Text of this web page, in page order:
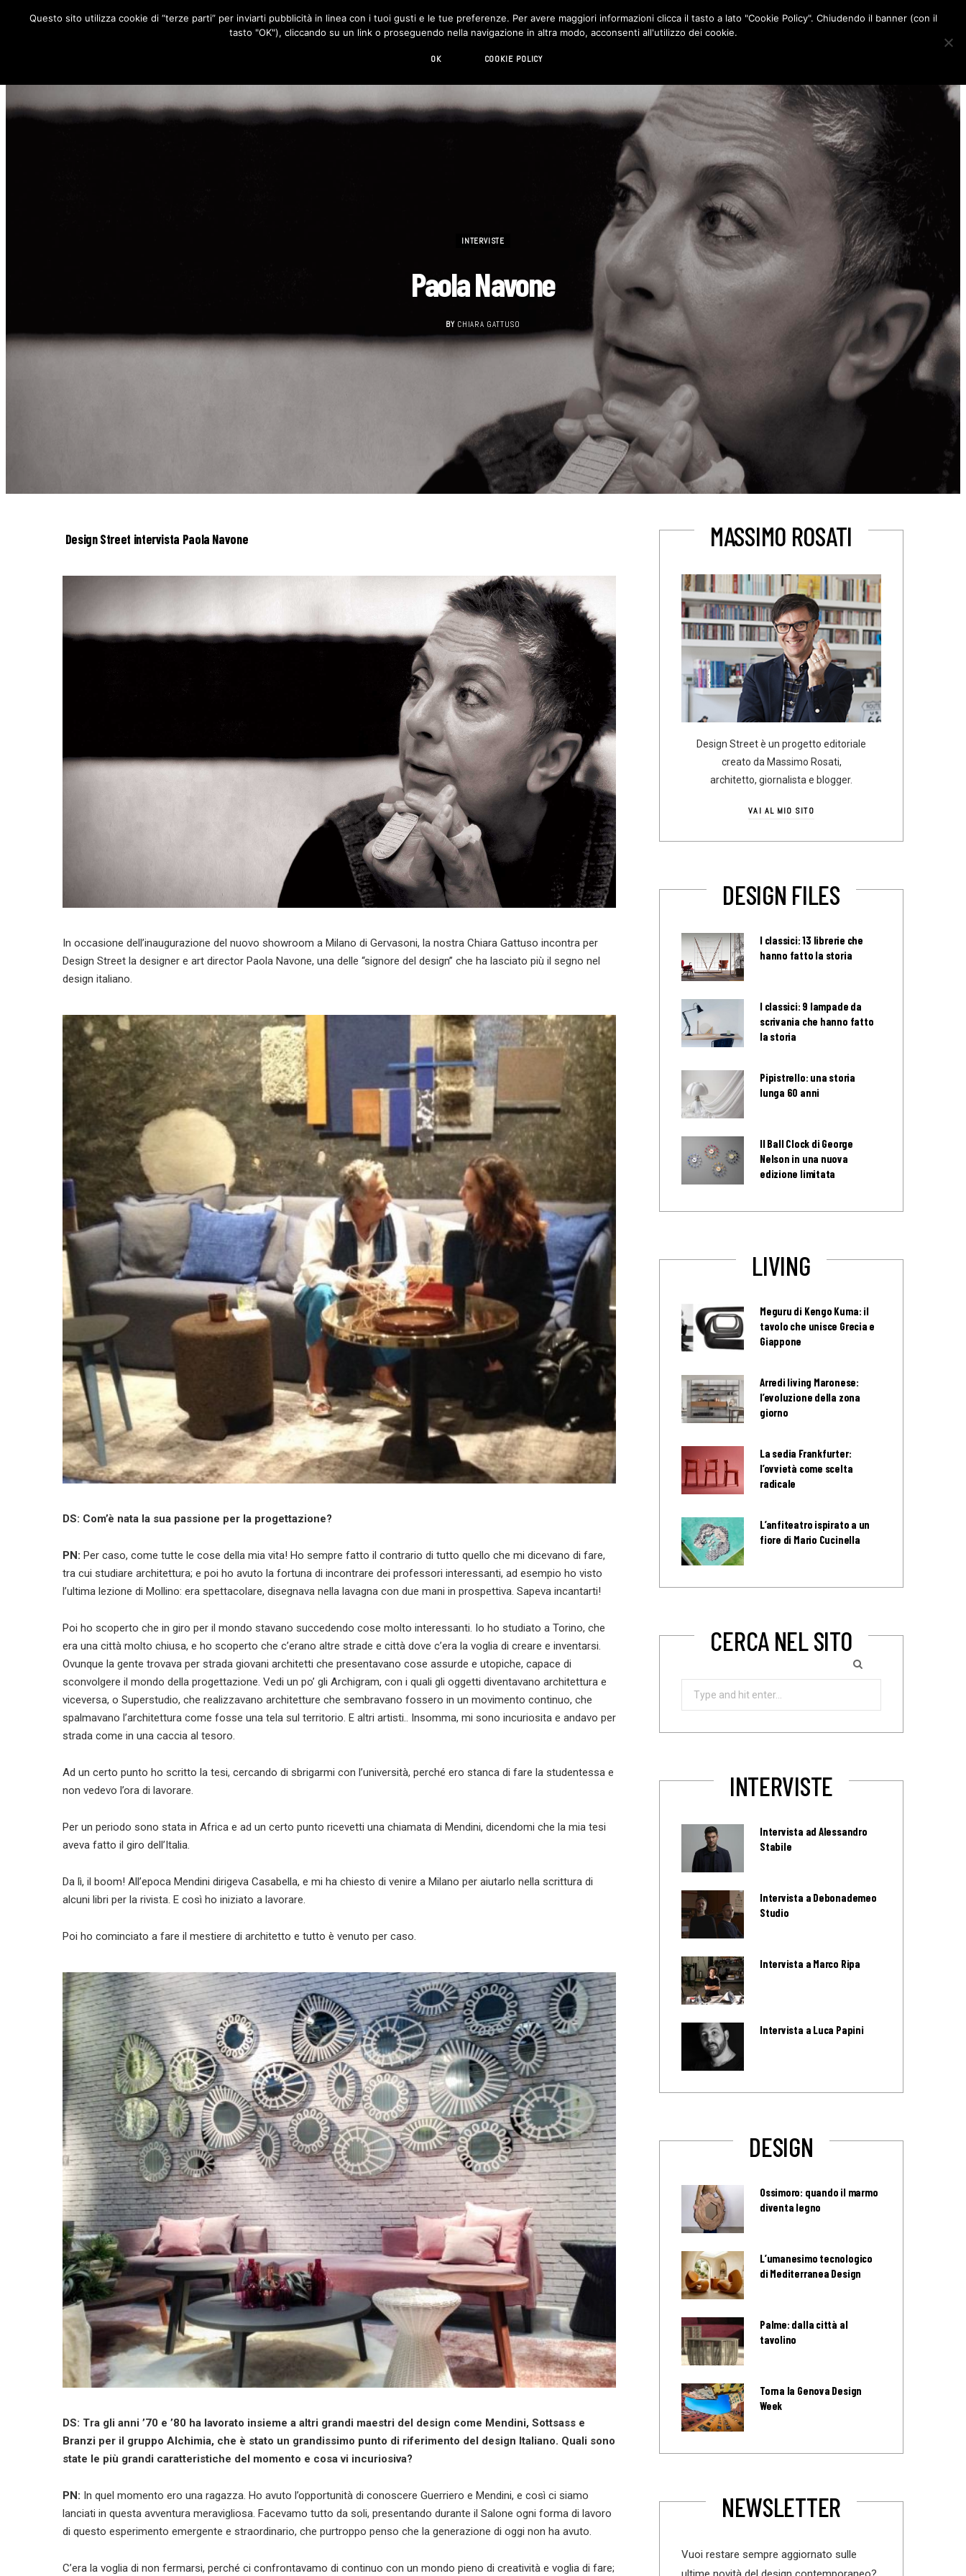
RUBRICHE DESIGN LIVING HI-TECH CHI SIAMO CONTATTI
o
k
g
r
a
m
INTERVISTE
Paola Navone
BY CHIARA GATTUSO
Design Street intervista Paola Navone
In occasione dell’inaugurazione del nuovo showroom a Milano di Gervasoni, la nostra Chiara Gattuso incontra per
Design Street la designer e art director Paola Navone, una delle “signore del design” che ha lasciato più il segno nel
design italiano.
DS: Com’è nata la sua passione per la progettazione?
PN: Per caso, come tutte le cose della mia vita! Ho sempre fatto il contrario di tutto quello che mi dicevano di fare,
tra cui studiare architettura; e poi ho avuto la fortuna di incontrare dei professori interessanti, ad esempio ho visto
l’ultima lezione di Mollino: era spettacolare, disegnava nella lavagna con due mani in prospettiva. Sapeva incantarti!
Poi ho scoperto che in giro per il mondo stavano succedendo cose molto interessanti. Io ho studiato a Torino, che
era una città molto chiusa, e ho scoperto che c’erano altre strade e città dove c’era la voglia di creare e inventarsi.
Ovunque la gente trovava per strada giovani architetti che presentavano cose assurde e utopiche, capace di
sconvolgere il mondo della progettazione. Vedi un po’ gli Archigram, con i quali gli oggetti diventavano architettura e
viceversa, o Superstudio, che realizzavano architetture che sembravano fossero in un movimento continuo, che
spalmavano l’architettura come fosse una tela sul territorio. E altri artisti.. Insomma, mi sono incuriosita e andavo per
strada come in una caccia al tesoro.
Ad un certo punto ho scritto la tesi, cercando di sbrigarmi con l’università, perché ero stanca di fare la studentessa e
non vedevo l’ora di lavorare.
Per un periodo sono stata in Africa e ad un certo punto ricevetti una chiamata di Mendini, dicendomi che la mia tesi
aveva fatto il giro dell’Italia.
Da lì, il boom! All’epoca Mendini dirigeva Casabella, e mi ha chiesto di venire a Milano per aiutarlo nella scrittura di
alcuni libri per la rivista. E così ho iniziato a lavorare.
Poi ho cominciato a fare il mestiere di architetto e tutto è venuto per caso.
DS: Tra gli anni ’70 e ’80 ha lavorato insieme a altri grandi maestri del design come Mendini, Sottsass e
Branzi per il gruppo Alchimia, che è stato un grandissimo punto di riferimento del design Italiano. Quali sono
state le più grandi caratteristiche del momento e cosa vi incuriosiva?
PN: In quel momento ero una ragazza. Ho avuto l’opportunità di conoscere Guerriero e Mendini, e così ci siamo
lanciati in questa avventura meravigliosa. Facevamo tutto da soli, presentando durante il Salone ogni forma di lavoro
di questo esperimento emergente e straordinario, che purtroppo penso che la generazione di oggi non ha avuto.
C’era la voglia di non fermarsi, perché ci confrontavamo di continuo con un mondo pieno di creatività e voglia di fare;
MASSIMO ROSATI
Design Street è un progetto editoriale
creato da Massimo Rosati,
architetto, giornalista e blogger.
VAI AL MIO SITO
DESIGN FILES
I classici: 13 librerie che
hanno fatto la storia
I classici: 9 lampade da
scrivania che hanno fatto
la storia
Pipistrello: una storia
lunga 60 anni
Il Ball Clock di George
Nelson in una nuova
edizione limitata
LIVING
Meguru di Kengo Kuma: il
tavolo che unisce Grecia e
Giappone
Arredi living Maronese:
l’evoluzione della zona
giorno
La sedia Frankfurter:
l’ovvietà come scelta
radicale
L’anfiteatro ispirato a un
fiore di Mario Cucinella
CERCA NEL SITO
Search
INTERVISTE
Intervista ad Alessandro
Stabile
Intervista a Debonademeo
Studio
Intervista a Marco Ripa
Intervista a Luca Papini
DESIGN
Ossimoro: quando il marmo
diventa legno
L’umanesimo tecnologico
di Mediterranea Design
Palme: dalla città al
tavolino
Torna la Genova Design
Week
NEWSLETTER
Vuoi restare sempre aggiornato sulle
Questo sito utilizza cookie di “terze parti” per inviarti pubblicità in linea con i tuoi gusti e le tue preferenze. Per avere maggiori informazioni clicca il tasto a lato "Cookie Policy". Chiudendo il banner (con il
tasto "OK"), cliccando su un link o proseguendo nella navigazione in altra modo, acconsenti all'utilizzo dei cookie.
OK COOKIE POLICY